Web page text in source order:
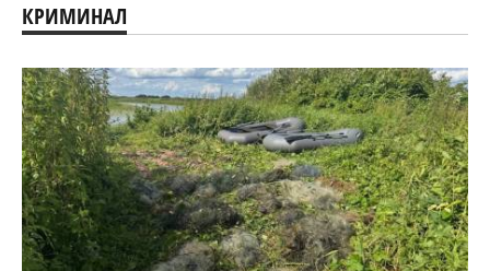
КРИМИНАЛ